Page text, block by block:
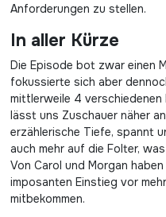
Anforderungen zu stellen.
In aller Kürze
Die Episode bot zwar einen
fokussierte sich aber
mittlerweile 4 verschiedenen
lässt uns Zuschauer näher
erzählerische Tiefe, spannt
auch mehr auf die Folter,
Von Carol und Morgan
imposanten Einstieg vor
mitbekommen.